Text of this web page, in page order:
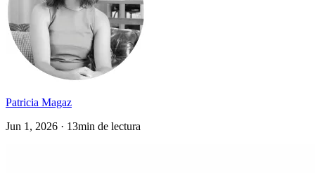
Patricia Magaz
Jun 1, 2026 · 13min de lectura